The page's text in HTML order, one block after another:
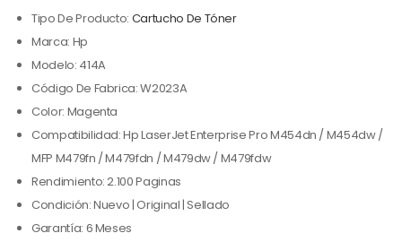
Tipo De Producto: Cartucho De Tóner
Marca: Hp
Modelo: 414A
Código De Fabrica: W2023A
Color: Magenta
Compatibilidad: Hp LaserJet Enterprise Pro M454dn / M454dw /
MFP M479fn / M479fdn / M479dw / M479fdw
Rendimiento: 2.100 Paginas
Condición: Nuevo | Original | Sellado
Garantía: 6 Meses